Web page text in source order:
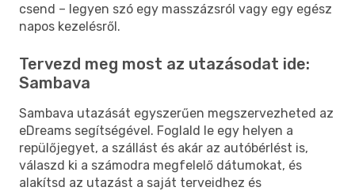
csend – legyen szó egy masszázsról vagy egy egész
napos kezelésről.
Tervezd meg most az utazásodat ide:
Sambava
Sambava utazását egyszerűen megszervezheted az
eDreams segítségével. Foglald le egy helyen a
repülőjegyet, a szállást és akár az autóbérlést is,
válaszd ki a számodra megfelelő dátumokat, és
alakítsd az utazást a saját terveidhez és